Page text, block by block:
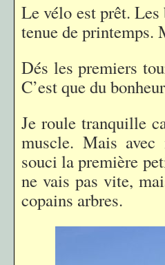
Le vélo est prêt.
tenue de printemps.
Dés les premiers
C’est que du
Je roule tranquille
muscle. Mais
souci la première
ne vais pas vite,
copains arbres.